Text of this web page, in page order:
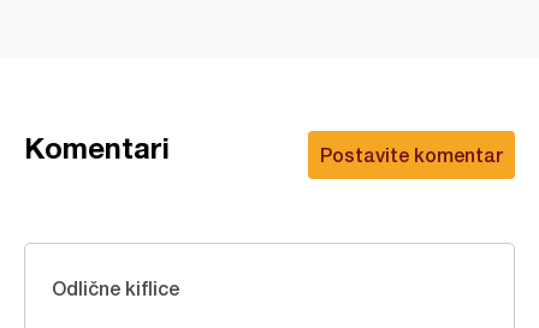
Postavite komentar
Komentari
Odlične kiflice